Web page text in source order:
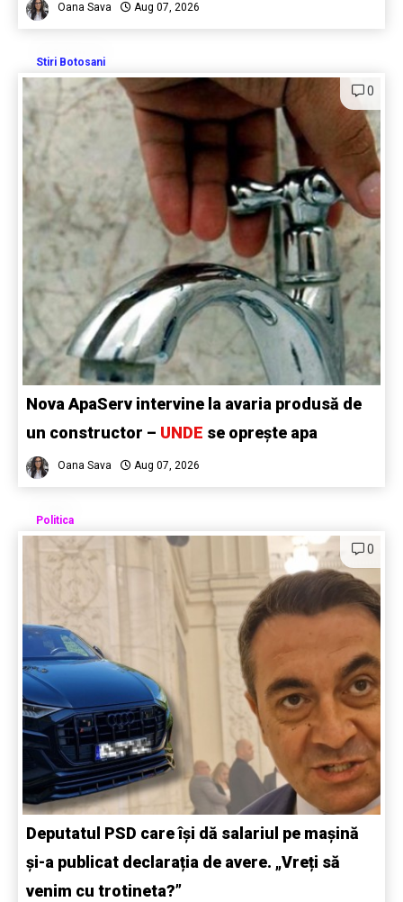
Oana Sava Aug 07, 2026
Stiri Botosani
0
Nova ApaServ intervine la avaria produsă de
un constructor – UNDE se oprește apa
Oana Sava Aug 07, 2026
Politica
0
Deputatul PSD care își dă salariul pe mașină
și-a publicat declarația de avere. „Vreți să
venim cu trotineta?”